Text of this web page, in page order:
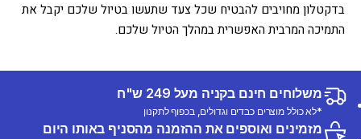
בדקטלון מחויבים להבטיח שכל צעד שתעשו בטיול שלכם יקבל את
התמיכה המרבית האפשרית במהלך הטיול שלכם.
משלוחים חינם בקניה מעל 249 ש"ח
*לא כולל מוצרים כבדים וגדולים, בכפוף לתקנון
מזמינים ואוספים את ההזמנה מהסניף באותו היום